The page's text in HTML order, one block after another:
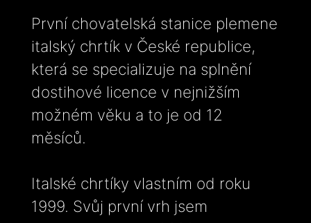
První chovatelská stanice plemene
italský chrtík v České republice,
která se specializuje na splnění
dostihové licence v nejnižším
možném věku a to je od 12
měsíců.
Italské chrtíky vlastním od roku
1999. Svůj první vrh jsem